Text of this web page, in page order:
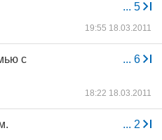
... 5
19:55 18.03.2011
... 6
с
18:22 18.03.2011
... 2